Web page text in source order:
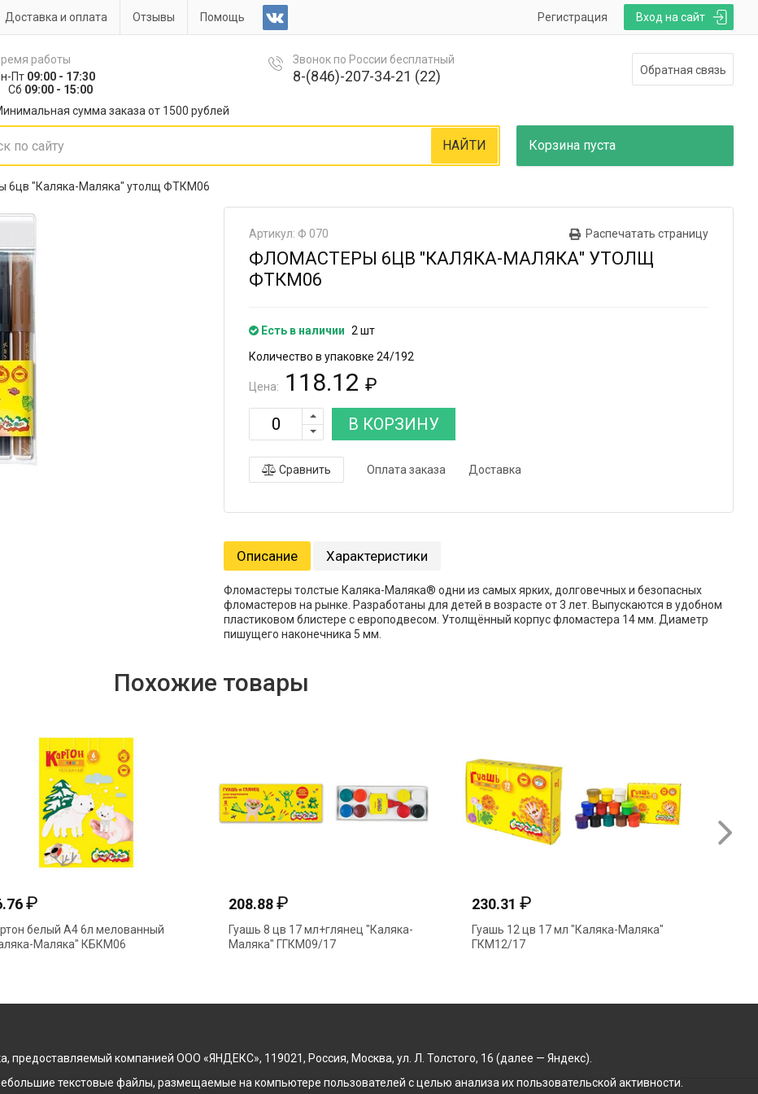
Вход на сайт
Регистрация
Доставка и оплата Отзывы Помощь
работы
Пт 09:00 - 17:30
Сб 09:00 - 15:00
сумма заказа от 1500 рублей
Звонок по России бесплатный
8-(846)-207-34-21 (22) Обратная связь
Корзина пуста
НАЙТИ
6цв "Каляка-Маляка" утолщ ФТКМ06
Распечатать страницу
Артикул: Ф 070
ФЛОМАСТЕРЫ 6ЦВ "КАЛЯКА-МАЛЯКА" УТОЛЩ
ФТКМ06
Есть в наличии 2 шт
Количество в упаковке 24/192
Цена: 118.12 ₽
В КОРЗИНУ
Сравнить Оплата заказа Доставка
Описание Характеристики
Фломастеры толстые Каляка-Маляка® одни из самых ярких, долговечных и безопасных
фломастеров на рынке. Разработаны для детей в возрасте от 3 лет. Выпускаются в удобном
пластиковом блистере с европодвесом. Утолщённый корпус фломастера 14 мм. Диаметр
пишущего наконечника 5 мм.
Похожие товары
₽
белый А4 6л мелованный
Маляка" КБКМ06
208.88₽
Гуашь 8 цв 17 мл+глянец "Каляка-
Маляка" ГГКМ09/17
230.31 ₽
Гуашь 12 цв 17 мл "Каляка-Маляка"
ГКМ12/17
предоставляемый компанией ООО «ЯНДЕКС», 119021, Россия, Москва, ул. Л. Толстого, 16 (далее — Яндекс).
текстовые файлы, размещаемые на компьютере пользователей с целью анализа их пользовательской активности.